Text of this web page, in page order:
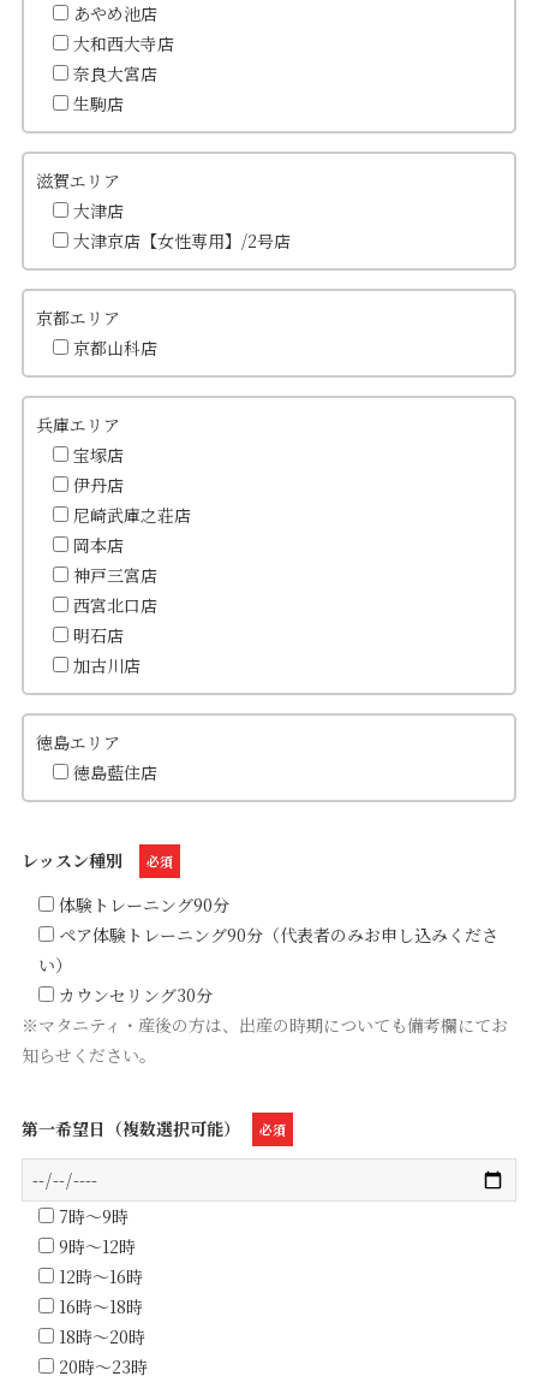
あやめ池店
大和西大寺店
奈良大宮店
生駒店
滋賀エリア
大津店
大津京店【女性専用】/2号店
京都エリア
京都山科店
兵庫エリア
宝塚店
伊丹店
尼崎武庫之荘店
岡本店
神戸三宮店
西宮北口店
明石店
加古川店
徳島エリア
徳島藍住店
レッスン種別 必須
体験トレーニング90分
ペア体験トレーニング90分（代表者のみお申し込みくださ
い）
カウンセリング30分
※マタニティ・産後の方は、出産の時期についても備考欄にてお
知らせください。
第一希望日（複数選択可能） 必須
7時～9時
9時～12時
12時～16時
16時～18時
18時～20時
20時～23時